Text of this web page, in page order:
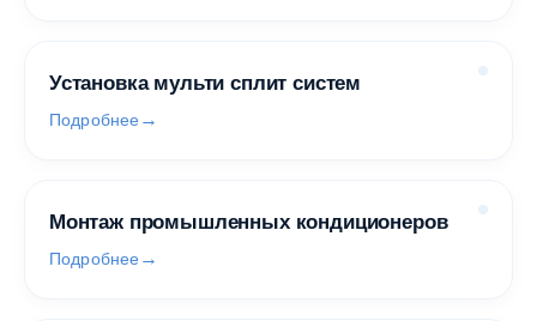
Установка мульти сплит систем
Подробнее
Монтаж промышленных кондиционеров
Подробнее